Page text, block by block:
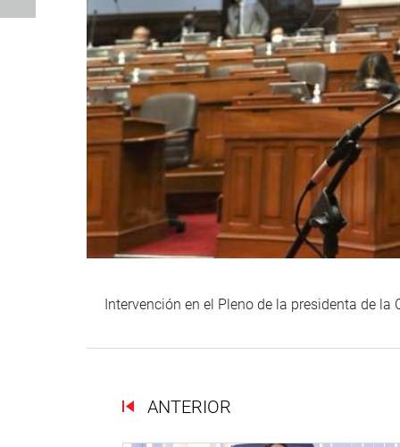
Intervención en el Pleno de la presidenta de
ANTERIOR